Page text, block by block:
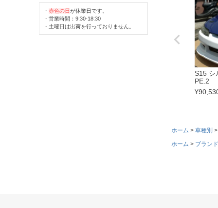
・ 赤色の日が休業日です。
・営業時間：9:30-18:30
・土曜日は出荷を行っておりません。
S15 シ
PE.2
¥
ホーム
車種別
ホーム
ブラン